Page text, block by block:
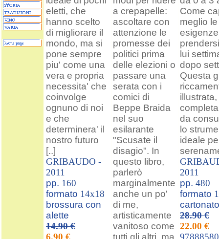
eletti, che
hanno scelto
di migliorare il
mondo, ma si
pone sempre
piu' come una
vera e propria
necessita' che
coinvolge
ognuno di noi
e che
determinera' il
nostro futuro
[..]
GRIBAUDO -
2011
pp. 160
formato 14x18
brossura con
alette
14.90 €
6.90 €
a crepapelle:
ascoltare con
attenzione le
promesse dei
politici prima
delle elezioni o
passare una
serata con i
comici di
Beppe Braida
nel suo
esilarante
"Scusate il
disagio". In
questo libro,
parlerò
marginalmente
anche un po'
di me,
artisticamente
vanitoso come
tutti gli altri, ma
Come
meglio
lui
dopo
Questa
illustrata,
da
lo
ideale
2011
pp. 480
formato
cartonato
28.90 €
22.00 €